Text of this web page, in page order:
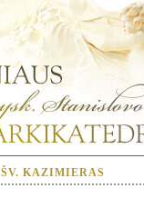
ŠV. KAZIMIERAS